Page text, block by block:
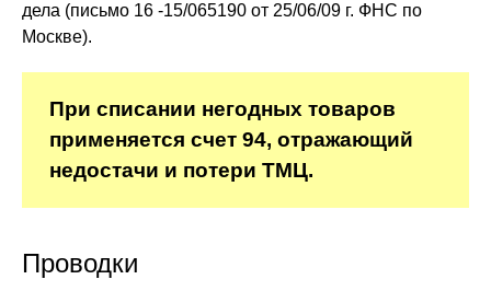
дела (письмо 16 -15/065190 от 25/06/09 г. ФНС по
Москве).
При списании негодных товаров
применяется счет 94, отражающий
недостачи и потери ТМЦ.
Проводки